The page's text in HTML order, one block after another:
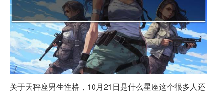
关于天秤座男生性格，10月21日是什么星座这个很多人还